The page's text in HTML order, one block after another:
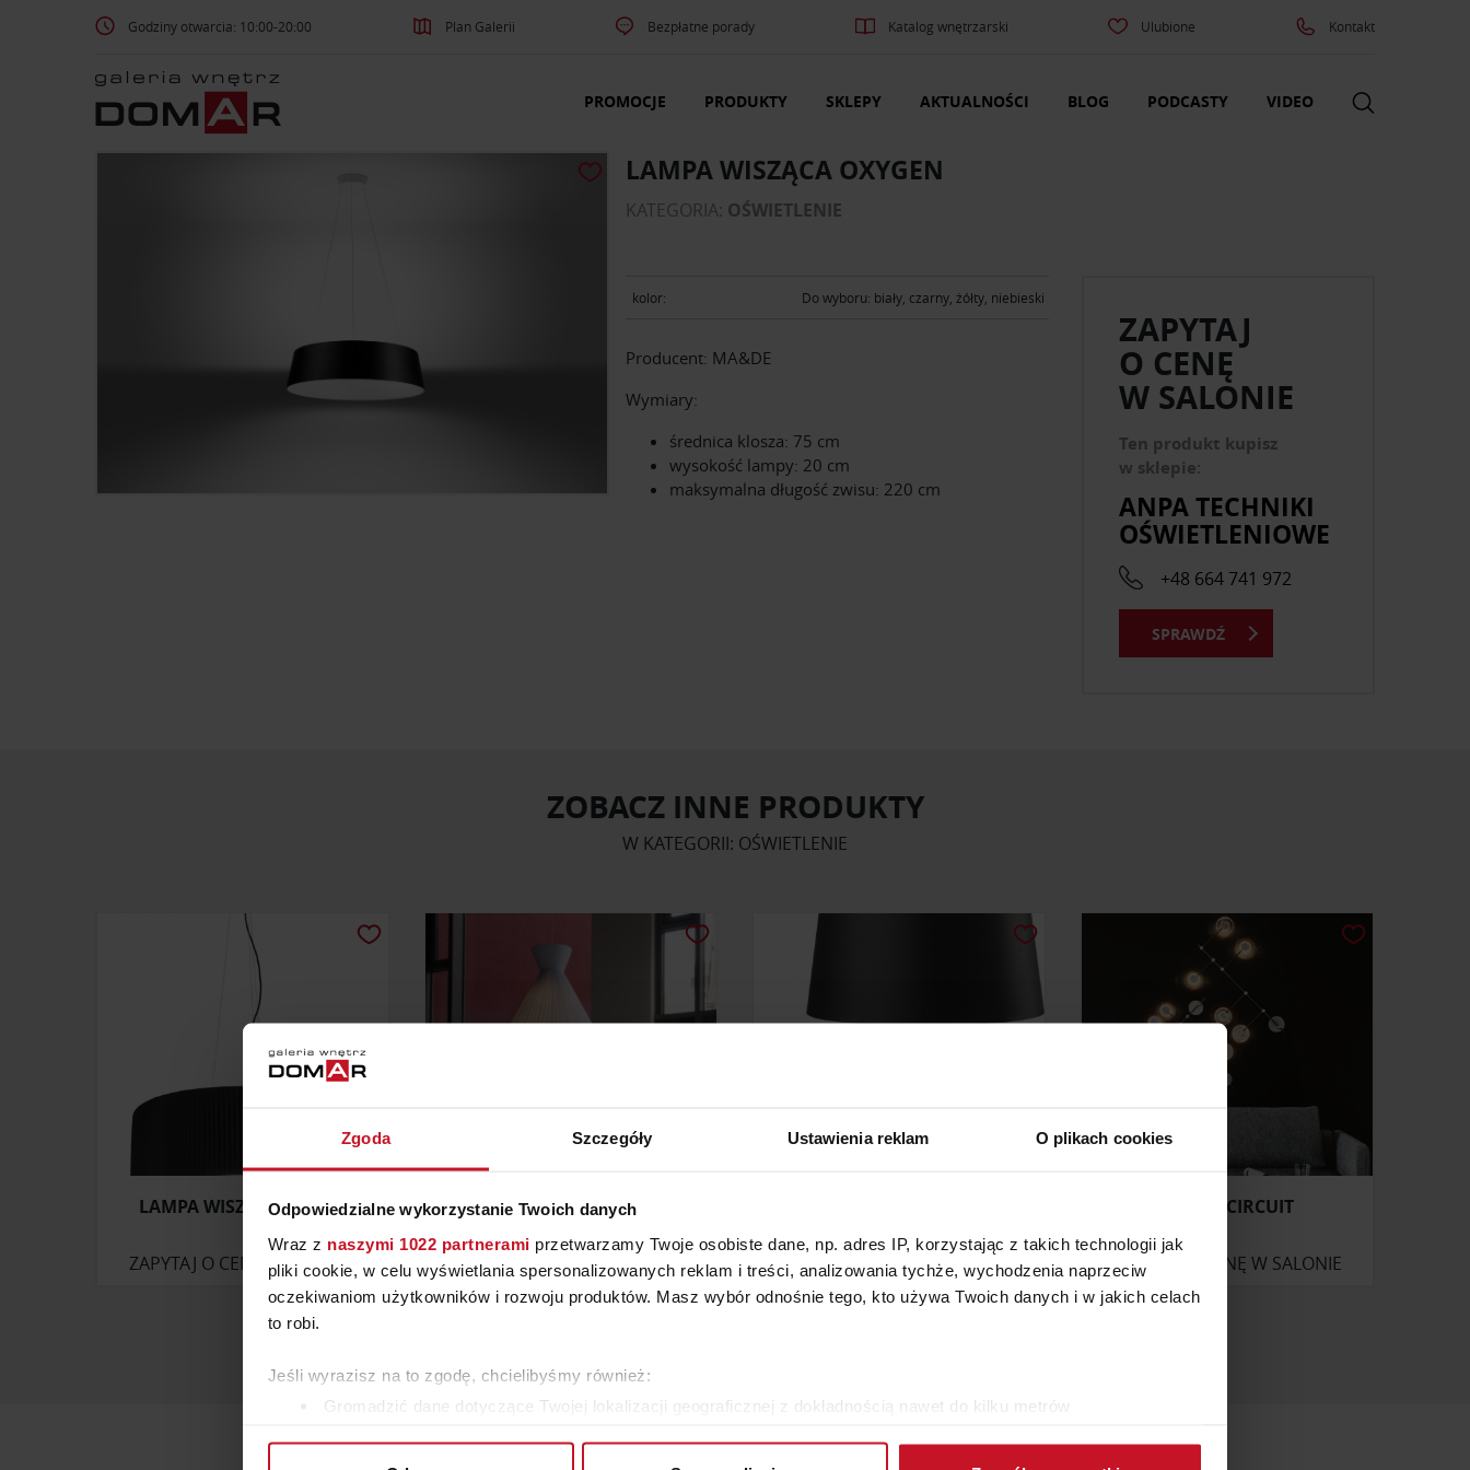
Zgoda Szczegóły Ustawienia reklam O plikach cookies
Odpowiedzialne wykorzystanie Twoich danych
Wraz z naszymi 1022 partnerami przetwarzamy Twoje osobiste dane, np. adres IP, korzystając z takich technologii jak
pliki cookie, w celu wyświetlania spersonalizowanych reklam i treści, analizowania tychże, wychodzenia naprzeciw
oczekiwaniom użytkowników i rozwoju produktów. Masz wybór odnośnie tego, kto używa Twoich danych i w jakich celach
to robi.
Jeśli wyrazisz na to zgodę, chcielibyśmy również:
Gromadzić dane dotyczące Twojej lokalizacji geograficznej z dokładnością nawet do kilku metrów
Godziny otwarcia: 10:00-20:00 Plan Galerii Bezpłatne porady Katalog wnętrzarski Ulubione Kontakt
PROMOCJE PRODUKTY SKLEPY AKTUALNOŚCI BLOG PODCASTY VIDEO
LAMPA WISZĄCA OXYGEN
KATEGORIA: OŚWIETLENIE
kolor: Do wyboru: biały, czarny, żółty, niebieski
Producent: MA&DE
Wymiary:
średnica klosza: 75 cm
wysokość lampy: 20 cm
maksymalna długość zwisu: 220 cm
ZAPYTAJ
O CENĘ
W SALONIE
Ten produkt kupisz
w sklepie:
ANPA TECHNIKI
OŚWIETLENIOWE
+48 664 741 972
SPRAWDŹ
ZOBACZ INNE PRODUKTY
W KATEGORII: OŚWIETLENIE
LAMPA WISZĄCA TANGO
ZAPYTAJ O CENĘ W SALONIE
LAMPA WISZĄCA MANDARINA
2 591 ZŁ ZAPYTAJ O CENĘ W SALONIE
LAMPY CIRCUIT
ZAPYTAJ O CENĘ W SALONIE